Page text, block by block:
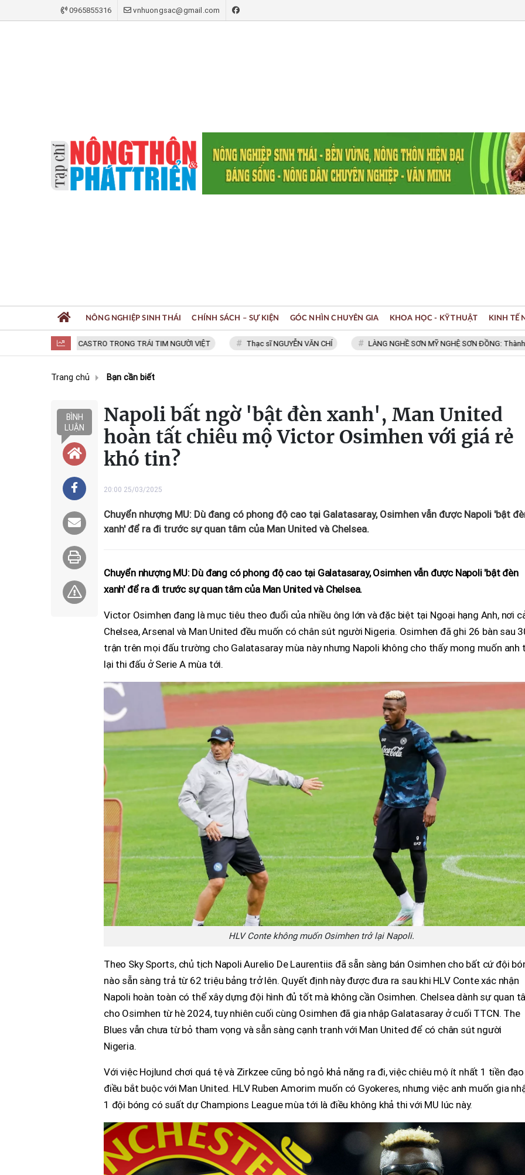
0965855316 vnhuongsac@gmail.com
FIDEL CASTRO TRONG TRÁI TIM NGƯỜI VIỆT Thạc sĩ NGUYỄN VĂN CHÍ LÀNG NGHỀ SƠN MỸ NGHỆ SƠN ĐỒNG: Thành
NÔNG NGHIỆP SINH THÁI CHÍNH SÁCH – SỰ KIỆN GÓC NHÌN CHUYÊN GIA KHOA HỌC - KỸ THUẬT KINH TẾ
Trang chủ Bạn cần biết
BÌNH
LUẬN
Napoli bất ngờ 'bật đèn xanh', Man United
hoàn tất chiêu mộ Victor Osimhen với giá rẻ
khó tin?
20:00 25/03/2025
Chuyển nhượng MU: Dù đang có phong độ cao tại Galatasaray, Osimhen vẫn được Napoli 'bật
xanh' để ra đi trước sự quan tâm của Man United và Chelsea.
Chuyển nhượng MU: Dù đang có phong độ cao tại Galatasaray, Osimhen vẫn được Napoli 'bật đèn
xanh' để ra đi trước sự quan tâm của Man United và Chelsea.
Victor Osimhen đang là mục tiêu theo đuổi của nhiều ông lớn và đặc biệt tại Ngoại hạng Anh, nơi
Chelsea, Arsenal và Man United đều muốn có chân sút người Nigeria. Osimhen đã ghi 26 bàn sau
trận trên mọi đấu trường cho Galatasaray mùa này nhưng Napoli không cho thấy mong muốn anh
lại thi đấu ở Serie A mùa tới.
HLV Conte không muốn Osimhen trở lại Napoli.
Theo Sky Sports, chủ tịch Napoli Aurelio De Laurentiis đã sẵn sàng bán Osimhen cho bất cứ đội
nào sẵn sàng trả từ 62 triệu bảng trở lên. Quyết định này được đưa ra sau khi HLV Conte xác nhận
Napoli hoàn toàn có thể xây dựng đội hình đủ tốt mà không cần Osimhen. Chelsea dành sự quan
cho Osimhen từ hè 2024, tuy nhiên cuối cùng Osimhen đã gia nhập Galatasaray ở cuối TTCN. The
Blues vẫn chưa từ bỏ tham vọng và sẵn sàng cạnh tranh với Man United để có chân sút người
Nigeria.
Với việc Hojlund chơi quá tệ và Zirkzee cũng bỏ ngỏ khả năng ra đi, việc chiêu mộ ít nhất 1 tiền
điều bắt buộc với Man United. HLV Ruben Amorim muốn có Gyokeres, nhưng việc anh muốn gia
1 đội bóng có suất dự Champions League mùa tới là điều không khả thi với MU lúc này.